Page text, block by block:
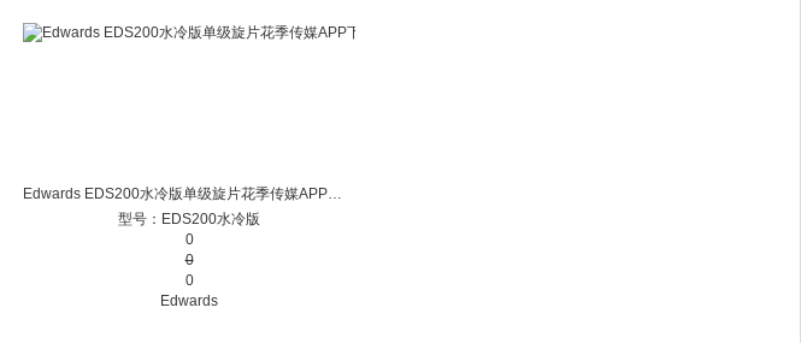
Edwards EDS200水冷版单级旋片花季传媒APP下载安装免费一次
型号：EDS200水冷版
0
0
0
Edwards